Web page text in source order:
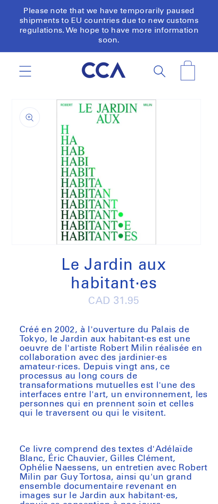
Skip to
content
Please note that we have temporarily paused
shipments to EU countries due to new customs
regulations. We hope to have more information
soon.
information
Le Jardin aux
habitant·es
Regular
CAD 31.95
Créé en 2002, à l'ouverture du Palais de
Tokyo, leJardin aux habitant·es est une
oeuvre de l'artiste Robert Milin réalisée en
collaboration avec des jardinier·es
amateur·rices. Depuis vingt ans, ce
processus au long cours de
transaformations mutuelles est l'une des
interfaces entre l'art, un environnement, les
personnes qui en prennent soin et celles
qui le traversent ou qui le visitent.
Ce livre comprend des textes d'Adélaïde
Blanc, Éric Chauvier, Gilles Clément,
Ophélie Naessens, un entretien avec Robert
Milin par Guy Tortosa, ainsi qu'un grand
ensemble documentaire revenant en
images sur le Jardin aux habitant·es,